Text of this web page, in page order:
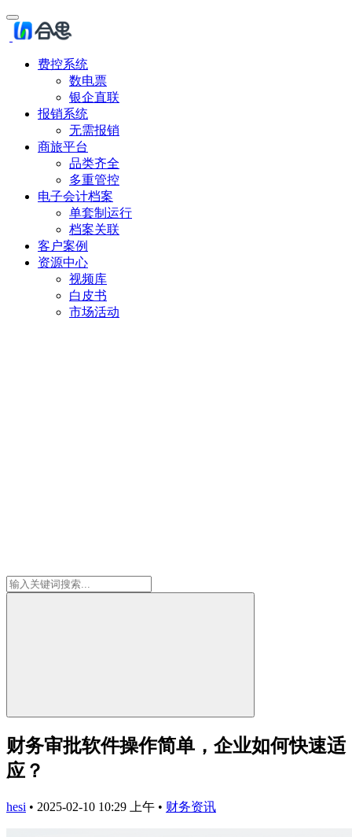
费控系统
数电票
银企直联
报销系统
无需报销
商旅平台
品类齐全
多重管控
电子会计档案
单套制运行
档案关联
客户案例
资源中心
视频库
白皮书
市场活动
财务审批软件操作简单，企业如何快速适
应？
hesi • 2025-02-10 10:29 上午 • 财务资讯